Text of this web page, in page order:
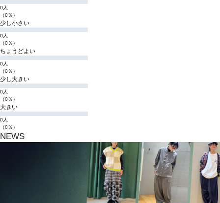
0人
（0％）
少し小さい
0人
（0％）
ちょうどよい
0人
（0％）
少し大きい
0人
（0％）
大きい
0人
（0％）
NEWS